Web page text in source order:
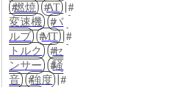
燃焼
AT
変速機
バ
ルブ
MT
トルク
セ
ンサー
騒
音
強度